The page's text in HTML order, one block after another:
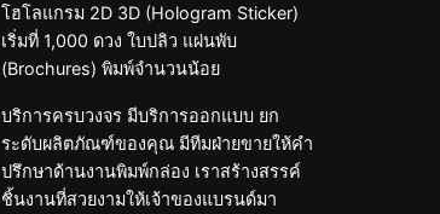
โฮโลแกรม 2D 3D (Hologram Sticker)
เริ่มที่ 1,000 ดวง ใบปลิว แผ่นพับ
(Brochures) พิมพ์จำนวนน้อย
บริการครบวงจร มีบริการออกแบบ ยก
ระดับผลิตภัณฑ์ของคุณ มีทีมฝ่ายขายให้คำ
ปรึกษาด้านงานพิมพ์กล่อง เราสร้างสรรค์
ชิ้นงานที่สวยงามให้เจ้าของแบรนด์มา